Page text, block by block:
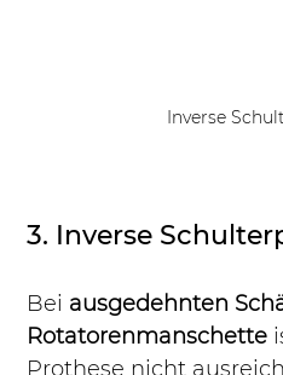
Inverse
3. Inverse
Bei ausgedehnten
Rotatorenmanschette
Prothese nicht